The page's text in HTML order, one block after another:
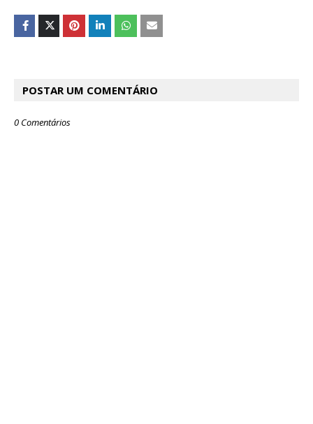
POSTAR UM COMENTÁRIO
0 Comentários